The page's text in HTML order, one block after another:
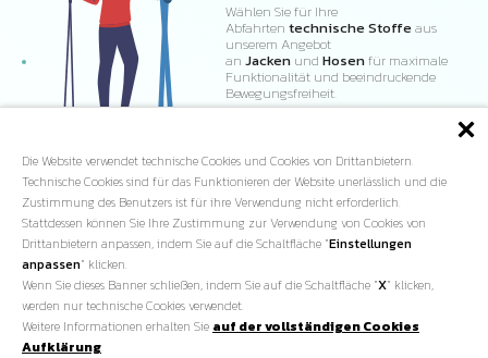
Die Website verwendet technische Cookies und Cookies von Drittanbietern.
Technische Cookies sind für das Funktionieren der Website unerlässlich und die
Zustimmung des Benutzers ist für ihre Verwendung nicht erforderlich.
Stattdessen können Sie Ihre Zustimmung zur Verwendung von Cookies von
Drittanbietern anpassen, indem Sie auf die Schaltfläche "Einstellungen
anpassen" klicken.
Wenn Sie dieses Banner schließen, indem Sie auf die Schaltfläche "X" klicken,
werden nur technische Cookies verwendet.
Weitere Informationen erhalten Sie auf der vollständigen Cookies
Aufklärung.
Wählen Sie für Ihre
Abfahrtentechnische Stoffeaus
unserem Angebot
anJacken undHosenfür maximale
Funktionalität und beeindruckende
Bewegungsfreiheit.